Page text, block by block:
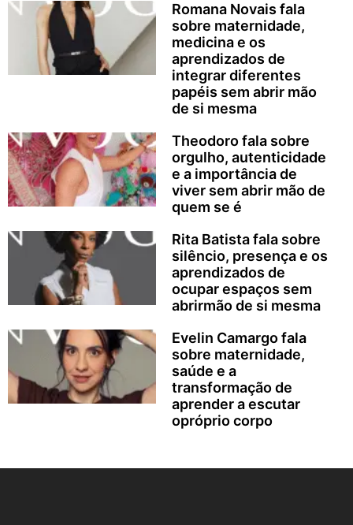
Romana Novais fala
sobre maternidade,
medicina e os
aprendizados de
integrar diferentes
papéis sem abrir mão
de si mesma
Theodoro fala sobre
orgulho, autenticidade
e a importância de
viver sem abrir mão de
quem se é
Rita Batista fala sobre
silêncio, presença e os
aprendizados de
ocupar espaços sem
abrirmão de si mesma
Evelin Camargo fala
sobre maternidade,
saúde e a
transformação de
aprender a escutar
opróprio corpo